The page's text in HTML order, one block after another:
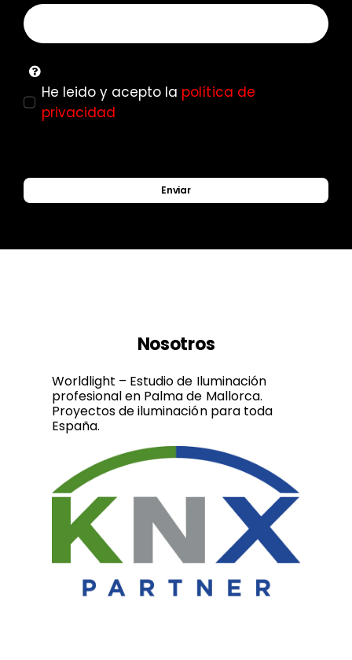
He leido y acepto la política de
privacidad
Enviar
Nosotros
Worldlight – Estudio de Iluminación
profesional en Palma de Mallorca.
Proyectos de iluminación para toda
España.